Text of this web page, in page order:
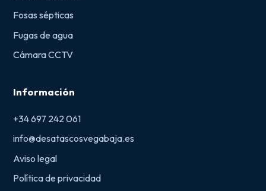
Fosas sépticas
Fugas de agua
Cámara CCTV
Información
+34 697 242 061
info@desatascosvegabaja.es
Aviso legal
Política de privacidad